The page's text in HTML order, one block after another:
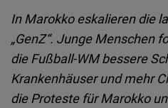
In Marokko eskalieren die
„GenZ“. Junge Menschen
die Fußball-WM bessere
Krankenhäuser und mehr
die Proteste für Marokko
Google
Maps
Embed
Cloudinary